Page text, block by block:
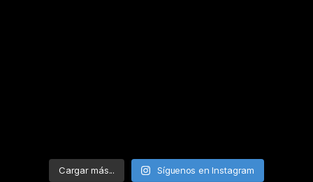
Cargar más... Síguenos en Instagram